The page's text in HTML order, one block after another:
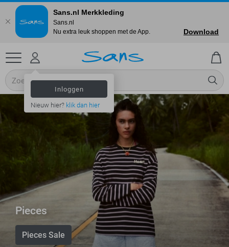
Inloggen
Nieuw hier? klik dan hier
Pieces
Pieces Sale
Sans.nl Merkkleding
Sans.nl
Nu extra leuk shoppen met de App.
Download